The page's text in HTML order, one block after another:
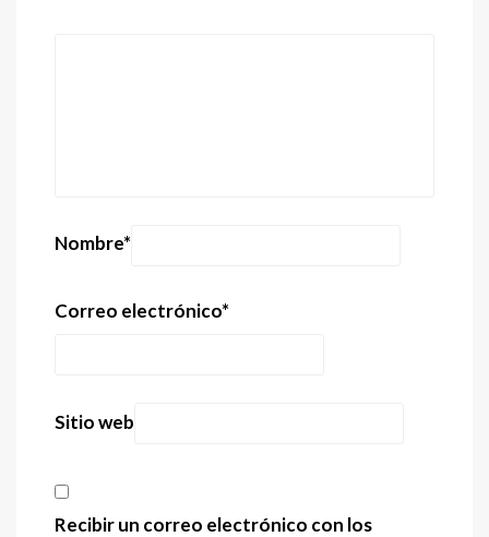
Nombre*
Correo electrónico*
Sitio web
Recibir un correo electrónico con los